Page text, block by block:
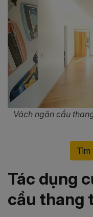
Vách ngăn cầu
Tìm
Tác dụng
cầu thang